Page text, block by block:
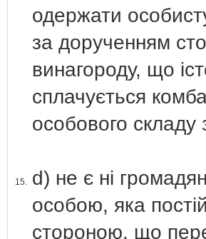
одержати
за дорученням
винагороду, що
сплачується
особового
15. d) не є ні
особою, яка
стороною, що